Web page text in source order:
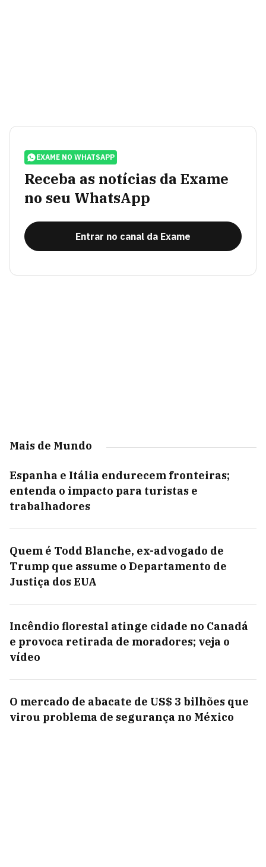
EXAME NO WHATSAPP
Receba as notícias da Exame
no seu WhatsApp
Entrar no canal da Exame
Mais de Mundo
Espanha e Itália endurecem fronteiras;
entenda o impacto para turistas e
trabalhadores
Quem é Todd Blanche, ex-advogado de
Trump que assume o Departamento de
Justiça dos EUA
Incêndio florestal atinge cidade no Canadá
e provoca retirada de moradores; veja o
vídeo
O mercado de abacate de US$ 3 bilhões que
virou problema de segurança no México